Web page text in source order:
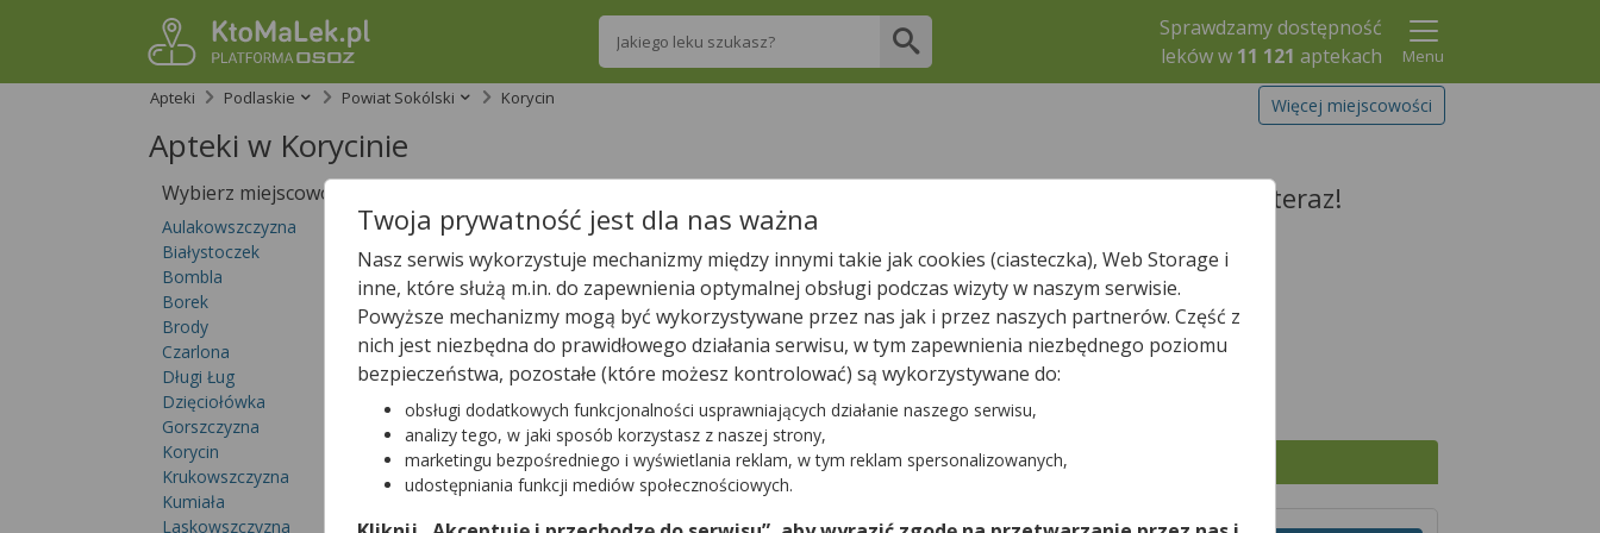
Wpisz nazwę leku
Sprawdzamy dostępność
leków w 11 121 aptekach
Menu
Apteki
Podlaskie Powiat Sokólski Korycin Więcej miejscowości
Apteki w Korycinie
Wybierz miejscowość
Aulakowszczyzna
Białystoczek
Bombla
Borek
Brody
Czarlona
Długi Ług
Dzięciołówka
Gorszczyzna
Korycin
Krukowszczyzna
Kumiała
Laskowszczyzna
Sprawdź, które apteki w Korycinie posiadają Twój lek i zarezerwuj go już teraz!
Wpisz nazwę leku
Szukaj leku
W Korycinie są3apteki.
Tylko otwarte apteki
Twoja prywatność jest dla nas ważna
Nasz serwis wykorzystuje mechanizmy między innymi takie jak cookies (ciasteczka), Web Storage i
inne, które służą m.in. do zapewnienia optymalnej obsługi podczas wizyty w naszym serwisie.
Powyższe mechanizmy mogą być wykorzystywane przez nas jak i przez naszych partnerów. Część z
nich jest niezbędna do prawidłowego działania serwisu, w tym zapewnienia niezbędnego poziomu
bezpieczeństwa, pozostałe (które możesz kontrolować) są wykorzystywane do:
obsługi dodatkowych funkcjonalności usprawniających działanie naszego serwisu,
analizy tego, w jaki sposób korzystasz z naszej strony,
marketingu bezpośredniego i wyświetlania reklam, w tym reklam spersonalizowanych,
udostępniania funkcji mediów społecznościowych.